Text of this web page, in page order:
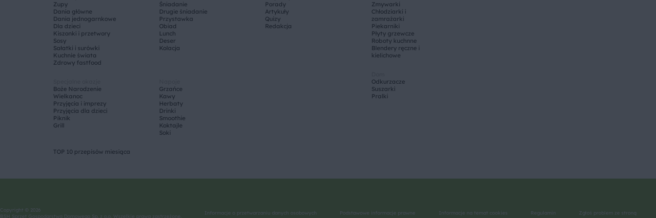
Zupy
Dania główne
Dania jednogarnkowe
Dla dzieci
Kiszonki i przetwory
Sosy
Sałatki i surówki
Kuchnie świata
Zdrowy fastfood
Śniadanie
Drugie śniadanie
Przystawka
Obiad
Lunch
Deser
Kolacja
Boże Narodzenie
Wielkanoc
Przyjęcia i imprezy
Przyjęcia dla dzieci
Piknik
Grill
Grzańce
Kawy
Herbaty
Drinki
Smoothie
Koktajle
Soki
TOP 10 przepisów miesiąca
Porady
Artykuły
Quizy
Redakcja
Zmywarki
Chłodziarki i
zamrażarki
Piekarniki
Płyty grzewcze
Roboty kuchnne
Blendery ręczne i
kielichowe
Odkurzacze
Suszarki
Pralki
Copyright © 2026
BSH Sprzęt Gospodarstwa Domowego Sp. z o.o. Wszelkie prawa zastrzeżone.
Informacje o przetwarzaniu danych osobowych Podstawowe informacje prawne Informacje na temat cookies Regulamin Zgłoś problem ze stroną